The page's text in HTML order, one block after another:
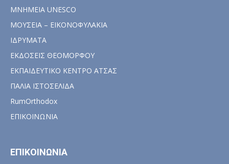
ΜΝΗΜΕΙΑ UNESCO
ΜΟΥΣΕΙΑ – ΕΙΚΟΝΟΦΥΛΑΚΙΑ
ΙΔΡΥΜΑΤΑ
ΕΚΔΟΣΕΙΣ ΘΕΟΜΟΡΦΟΥ
ΕΚΠΑΙΔΕΥΤΙΚΟ ΚΕΝΤΡΟ ΑΤΣΑΣ
ΠΑΛΙΑ ΙΣΤΟΣΕΛΙΔΑ
RumOrthodox
ΕΠΙΚΟΙΝΩΝΙΑ
ΕΠΙΚΟΙΝΩΝΙΑ